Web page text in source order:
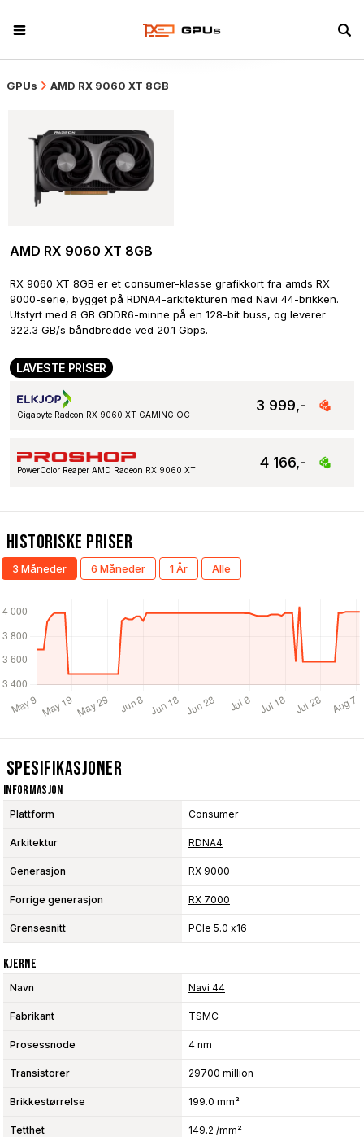
GPUs AMD RX 9060 XT 8GB
AMD RX 9060 XT 8GB
RX 9060 XT 8GB er et consumer-klasse grafikkort fra amds RX
9000-serie, bygget på RDNA4-arkitekturen med Navi 44-brikken.
Utstyrt med 8 GB GDDR6-minne på en 128-bit buss, og leverer
322.3 GB/s båndbredde ved 20.1 Gbps.
LAVESTE PRISER
3 999,-
Gigabyte Radeon RX 9060 XT GAMING OC
4 166,-
PowerColor Reaper AMD Radeon RX 9060 XT
Historiske Priser
3 Måneder 6 Måneder 1 År Alle
Spesifikasjoner
Informasjon
Plattform Consumer
Arkitektur RDNA4
Generasjon RX 9000
Forrige generasjon RX 7000
Grensesnitt PCIe 5.0 x16
Kjerne
Navn Navi 44
Fabrikant TSMC
Prosessnode 4 nm
Transistorer 29700 million
Brikkestørrelse 199.0 mm²
Tetthet 149.2 /mm²